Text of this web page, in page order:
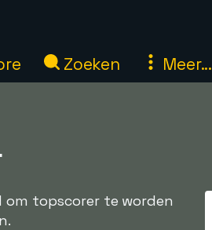
Zoeken Meer...
topscorer te worden